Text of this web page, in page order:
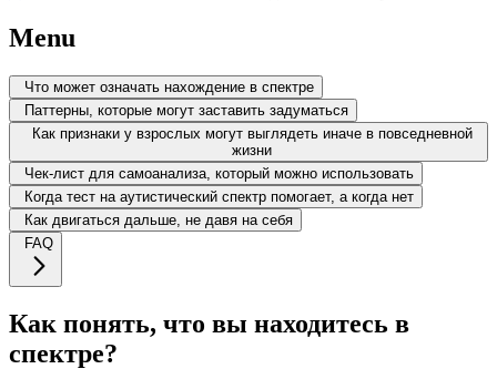
Menu
Что может означать нахождение в спектре
Паттерны, которые могут заставить задуматься
Как признаки у взрослых могут выглядеть иначе в повседневной
жизни
Чек-лист для самоанализа, который можно использовать
Когда тест на аутистический спектр помогает, а когда нет
Как двигаться дальше, не давя на себя
FAQ
Как понять, что вы находитесь в
спектре?